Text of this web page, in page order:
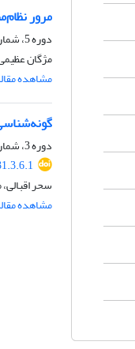
مرور
دوره 5، شماره 9، بهار 1396
مژگان
مشاهده
دوره 3، شماره 6، پاییز 1394، صفحه
سحر
مشاهده